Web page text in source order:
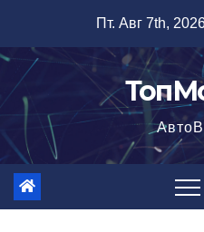
содержимому
Пт. Авг 7th,